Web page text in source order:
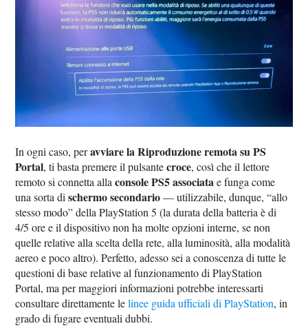
In ogni caso, peravviare la Riproduzione remota su PS
Portal, ti basta premere il pulsantecroce, così che il lettore
remoto si connetta allaconsole PS5 associatae funga come
una sorta dischermo secondario— utilizzabile, dunque, “allo
stesso modo” della PlayStation 5 (la durata della batteria è di
4/5 ore e il dispositivo non ha molte opzioni interne, se non
quelle relative alla scelta della rete, alla luminosità, alla modalità
aereo e poco altro). Perfetto, adesso sei a conoscenza di tutte le
questioni di base relative al funzionamento di PlayStation
Portal, ma per maggiori informazioni potrebbe interessarti
consultare direttamente lelinee guida ufficiali di PlayStation, in
grado di fugare eventuali dubbi.